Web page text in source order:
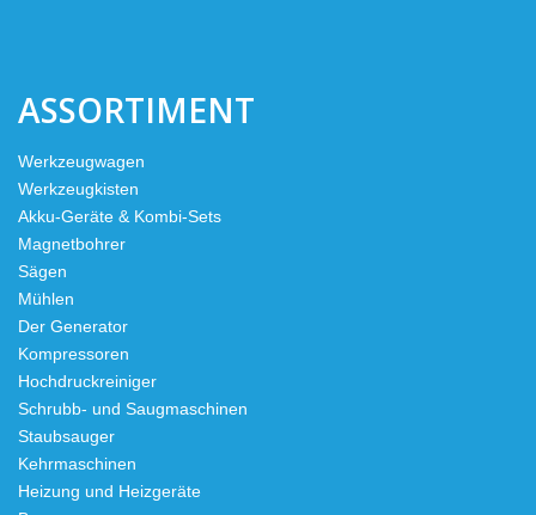
ASSORTIMENT
Werkzeugwagen
Werkzeugkisten
Akku-Geräte & Kombi-Sets
Magnetbohrer
Sägen
Mühlen
Der Generator
Kompressoren
Hochdruckreiniger
Schrubb- und Saugmaschinen
Staubsauger
Kehrmaschinen
Heizung und Heizgeräte